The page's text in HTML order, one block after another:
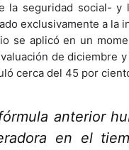
la seguridad social- y
exclusivamente a la
se aplicó en un
de diciembre
cerca del 45 por
anterior
en el